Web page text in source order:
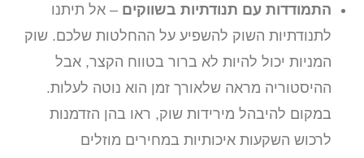
התמודדות עם תנודתיות בשווקים – אל תיתנו
לתנודתיות השוק להשפיע על ההחלטות שלכם. שוק
המניות יכול להיות לא ברור בטווח הקצר, אבל
ההיסטוריה מראה שלאורך זמן הוא נוטה לעלות.
במקום להיבהל מירידות שוק, ראו בהן הזדמנות
לרכוש השקעות איכותיות במחירים מוזלים